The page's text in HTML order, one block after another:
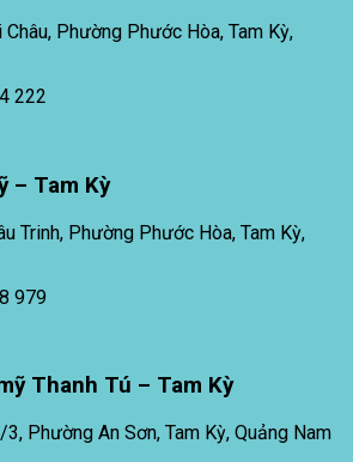
Phường Phước Hòa, Tam Kỳ,
222
– Tam Kỳ
Trinh, Phường Phước Hòa, Tam Kỳ,
979
Thanh Tú – Tam Kỳ
Phường An Sơn, Tam Kỳ, Quảng Nam